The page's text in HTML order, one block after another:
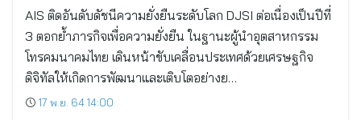
AIS ติดอันดับดัชนีความยั่งยืนระดับโลก DJSI ต่อเนื่องเป็นปีที่
3 ตอกย้ำภารกิจเพื่อความยั่งยืน ในฐานะผู้นำอุตสาหกรรม
โทรคมนาคมไทย เดินหน้าขับเคลื่อนประเทศด้วยเศรษฐกิจ
ดิจิทัลให้เกิดการพัฒนาและเติบโตอย่างย…
17 พ.ย. 64 14:00